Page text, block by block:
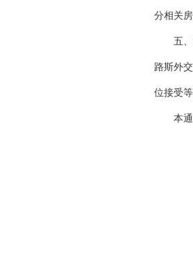
分相关
五
路斯外
位接受
本